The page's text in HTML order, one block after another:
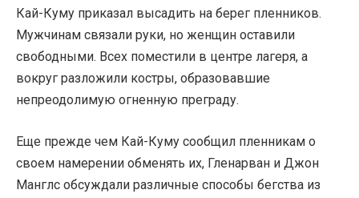
Кай-Куму приказал высадить на берег пленников.
Мужчинам связали руки, но женщин оставили
свободными. Всех поместили в центре лагеря, а
вокруг разложили костры, образовавшие
непреодолимую огненную преграду.
Еще прежде чем Кай-Куму сообщил пленникам о
своем намерении обменять их, Гленарван и Джон
Манглс обсуждали различные способы бегства из